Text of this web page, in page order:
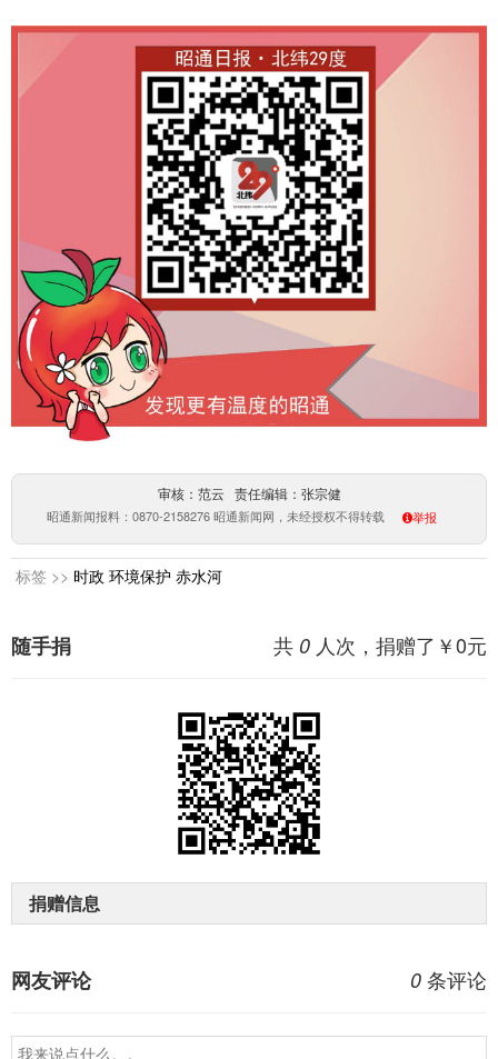
审核：范云 责任编辑：张宗健
昭通新闻报料：0870-2158276 昭通新闻网，未经授权不得转载 举报
标签 >> 时政 环境保护 赤水河
共 0 人次，捐赠了￥0元
随手捐
捐赠信息
0 条评论
网友评论